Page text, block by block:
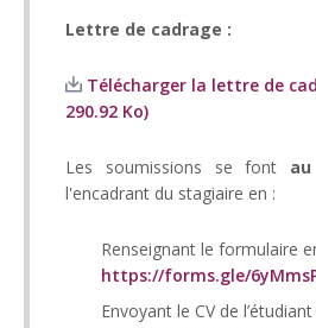
Lettre de cadrage :
Télécharger la lettre de
290.92 Ko)
Les soumissions se font
l'encadrant du stagiaire en :
Renseignant le formulaire
https://forms.gle/
Envoyant le CV de l’étudiant